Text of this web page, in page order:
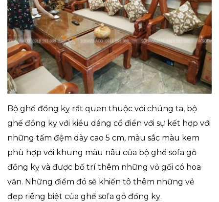
Bộ ghế đồng kỵ rất quen thuộc với chúng ta, bộ
ghế đồng kỵ với kiểu dáng cổ điển với sự kết hợp với
những tấm đệm dày cao 5 cm, màu sắc màu kem
phù hợp với khung màu nâu của bộ ghế sofa gỗ
đồng kỵ và được bố trí thêm những vỏ gối có hoa
văn. Những điểm đó sẽ khiến tô thêm những vẻ
đẹp riêng biệt của ghế sofa gỗ đồng kỵ.